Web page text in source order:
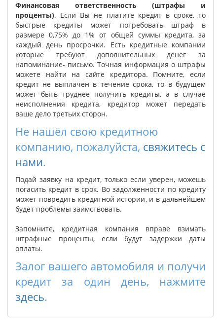
Финансовая ответственность (штрафы и
проценты). Если Вы не платите кредит в сроке, то
быстрые кредиты может потребовать штраф в
размере 0,75% до 1% от общей суммы кредита, за
каждый день просрочки. Есть кредитные компании
которые требуют дополнительных денег за
напоминание- письмо. Точная информация о штрафы
можете найти на сайте кредитора. Помните, если
кредит не выплачен в течение срока, то в будущем
может быть труднее получить кредиты, а в случае
неисполнения кредита, кредитор может передать
ваше дело третьих сторон.
Не нашёл свою кредитною
компанию, пожалуйста, свяжитесь с
нами.
Подай заявку на кредит, только если уверен, можешь
погасить кредит в срок. Во задолженности по кредиту
может повредить кредитной истории, и в дальнейшем
будет проблемы заимствовать.
Запомните, кредитная компания вправе взимать
штрафные проценты, если будут задержки даты
оплаты.
Залог вашего автомобиля и получи
кредит за один день, нажмите
здесь.